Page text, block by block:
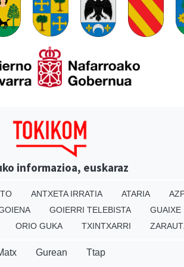
informazioa, euskaraz
ANTXETA IRRATIA ATARIA
GOIERRI TELEBISTA
GUAIXE
ORIO GUKA TXINTXARRI
Gurean Ttap